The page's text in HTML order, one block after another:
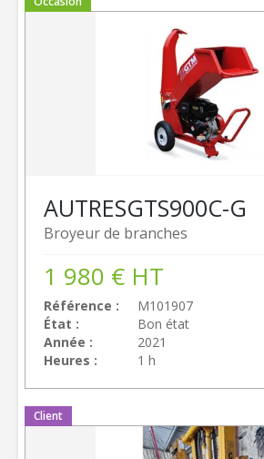
Broyeur de branches
AUTRESGTS900C-G
Référence
M101907
État
Bon état
Année
2021
Heures
1 h
1 980 € HT
Client